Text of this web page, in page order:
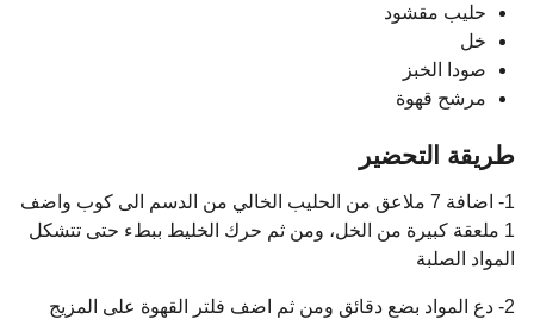
حليب مقشود
خل
صودا الخبز
مرشح قهوة
طريقة التحضير
1- اضافة 7 ملاعق من الحليب الخالي من الدسم الى كوب واضف
1 ملعقة كبيرة من الخل، ومن ثم حرك الخليط ببطء حتى تتشكل
المواد الصلبة
2- دع المواد بضع دقائق ومن ثم اضف فلتر القهوة على المزيج